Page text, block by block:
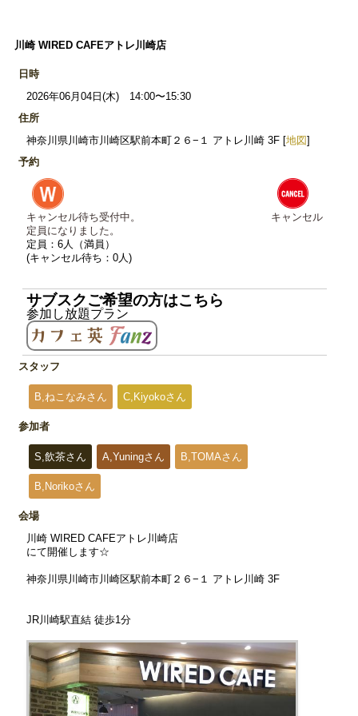
川崎 WIRED CAFEアトレ川崎店
日時
2026年06月04日(木) 14:00〜15:30
住所
神奈川県川崎市川崎区駅前本町２６−１ アトレ川崎 3F [地図]
予約
キャンセル待ち受付中。
定員になりました。
定員：6人（満員）
(キャンセル待ち：0人)
キャンセル
サブスクご希望の方はこちら
参加し放題プラン
スタッフ
B,ねこなみさん C,Kiyokoさん
参加者
S,飲茶さん A,Yuningさん B,TOMAさん
B,Norikoさん
会場
川崎 WIRED CAFEアトレ川崎店
にて開催します☆
神奈川県川崎市川崎区駅前本町２６−１ アトレ川崎 3F
JR川崎駅直結 徒歩1分